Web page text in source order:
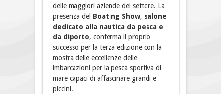
delle maggiori aziende del settore. La
presenza del Boating Show, salone
dedicato alla nautica da pesca e
da diporto, conferma il proprio
successo per la terza edizione con la
mostra delle eccellenze delle
imbarcazioni per la pesca sportiva di
mare capaci di affascinare grandi e
piccini.